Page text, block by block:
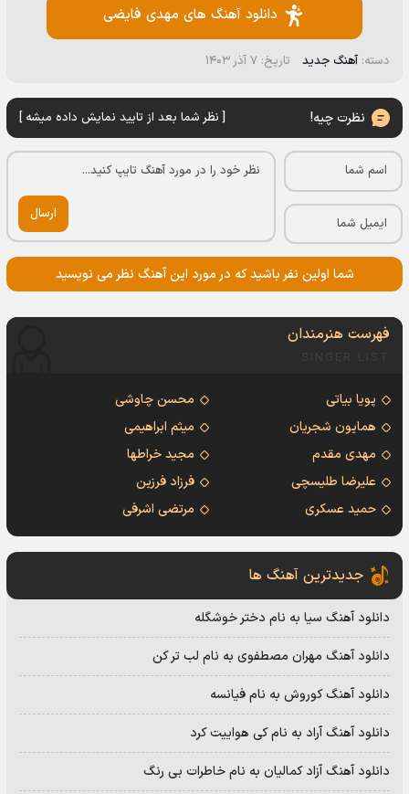
دانلود آهنگ های مهدی فایضی
دسته: آهنگ جدید تاریخ: ۷ آذر ۱۴۰۳
نظرت چیه! [ نظر شما بعد از تایید نمایش داده میشه ]
ارسال
شما اولین نفر باشید که در مورد این آهنگ نظر می نویسید
فهرست هنرمندان
پویا بیاتی
محسن چاوشی
همایون شجریان
میثم ابراهیمی
مهدی مقدم
مجید خراطها
علیرضا طلیسچی
فرزاد فرزین
حمید عسکری
مرتضی اشرفی
جدیدترین آهنگ ها
دانلود آهنگ سیا به نام دختر خوشگله
دانلود آهنگ مهران مصطفوی به نام لب تر کن
دانلود آهنگ کوروش به نام فیانسه
دانلود آهنگ آراد به نام کی هواییت کرد
دانلود آهنگ آزاد کمالیان به نام خاطرات بی رنگ